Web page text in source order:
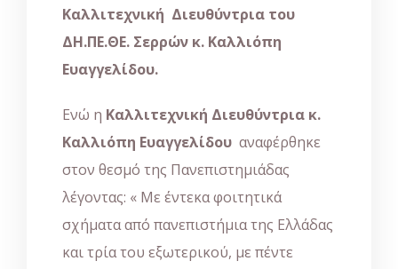
Καλλιτεχνική Διευθύντρια του
ΔΗ.ΠΕ.ΘΕ. Σερρών κ. Καλλιόπη
Ευαγγελίδου.
Ενώ η Καλλιτεχνική Διευθύντρια κ.
Καλλιόπη Ευαγγελίδου αναφέρθηκε
στον θεσμό της Πανεπιστημιάδας
λέγοντας: « Με έντεκα φοιτητικά
σχήματα από πανεπιστήμια της Ελλάδας
και τρία του εξωτερικού, με πέντε